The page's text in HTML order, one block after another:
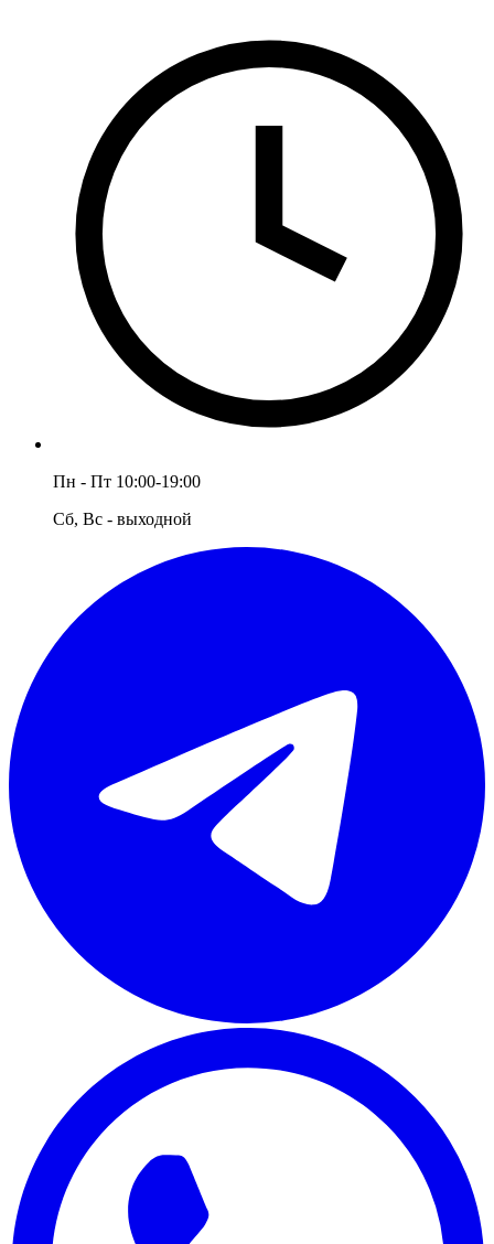
Пн - Пт 10:00-19:00
Сб, Вс - выходной